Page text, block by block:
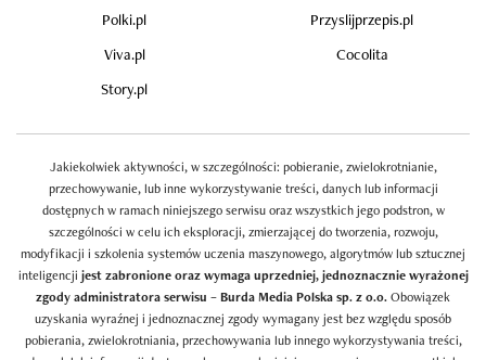
Polki.pl
Przyslijprzepis.pl
Viva.pl
Cocolita
Story.pl
Jakiekolwiek aktywności, w szczególności: pobieranie, zwielokrotnianie,
przechowywanie, lub inne wykorzystywanie treści, danych lub informacji
dostępnych w ramach niniejszego serwisu oraz wszystkich jego podstron, w
szczególności w celu ich eksploracji, zmierzającej do tworzenia, rozwoju,
modyfikacji i szkolenia systemów uczenia maszynowego, algorytmów lub sztucznej
inteligencji jest zabronione oraz wymaga uprzedniej, jednoznacznie wyrażonej
zgody administratora serwisu – Burda Media Polska sp. z o.o.Obowiązek
uzyskania wyraźnej i jednoznacznej zgody wymagany jest bez względu sposób
pobierania, zwielokrotniania, przechowywania lub innego wykorzystywania treści,